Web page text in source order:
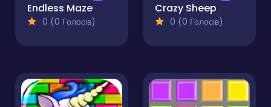
Endless Maze
0 (0 Голосів)
Crazy Sheep
0 (0 Голосів)